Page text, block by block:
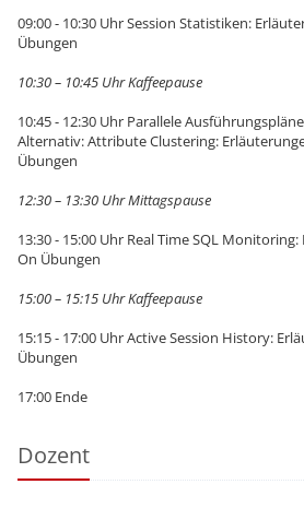
09:00 - 10:30 Uhr Session Statistiken:
Übungen
10:30 – 10:45 Uhr Kaffeepause
10:45 - 12:30 Uhr Parallele
Alternativ: Attribute Clustering:
Übungen
12:30 – 13:30 Uhr Mittagspause
13:30 - 15:00 Uhr Real Time SQL
On Übungen
15:00 – 15:15 Uhr Kaffeepause
15:15 - 17:00 Uhr Active Session History:
Übungen
17:00 Ende
Dozent